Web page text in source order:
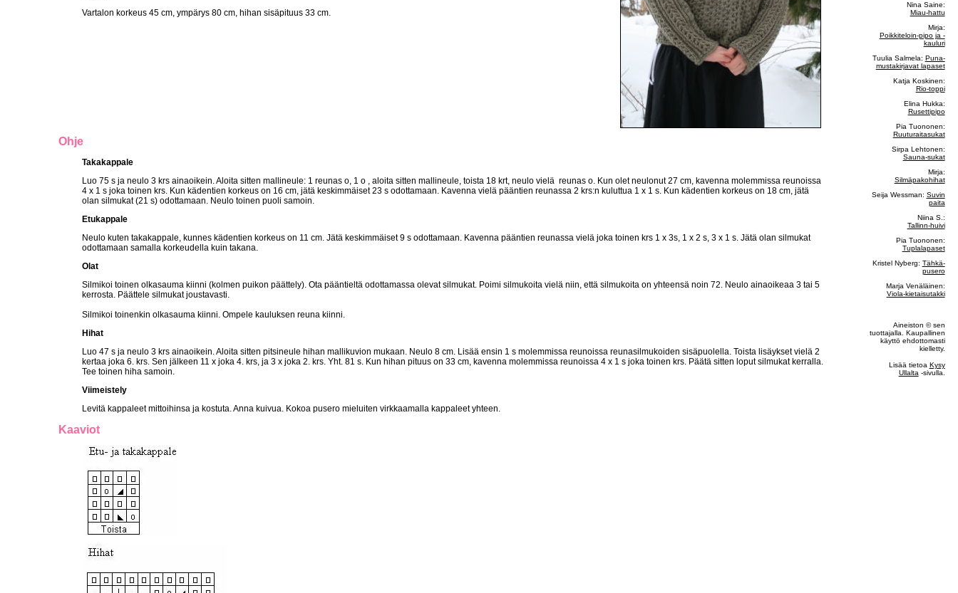
Vartalon korkeus 45 cm, ympärys 80 cm, hihan sisäpituus 33 cm.
Ohje
Takakappale
Luo 75 s ja neulo 3 krs ainaoikein. Aloita sitten mallineule: 1 reunas o, 1 o , aloita sitten mallineule, toista 18 krt, neulo vielä reunas o. Kun olet neulonut 27 cm, kavenna molemmissa reunoissa
4 x 1 s joka toinen krs. Kun kädentien korkeus on 16 cm, jätä keskimmäiset 23 s odottamaan. Kavenna vielä pääntien reunassa 2 krs:n kuluttua 1 x 1 s. Kun kädentien korkeus on 18 cm, jätä
olan silmukat (21 s) odottamaan. Neulo toinen puoli samoin.
Etukappale
Neulo kuten takakappale, kunnes kädentien korkeus on 11 cm. Jätä keskimmäiset 9 s odottamaan. Kavenna pääntien reunassa vielä joka toinen krs 1 x 3s, 1 x 2 s, 3 x 1 s. Jätä olan silmukat
odottamaan samalla korkeudella kuin takana.
Olat
Silmikoi toinen olkasauma kiinni (kolmen puikon päättely). Ota pääntieltä odottamassa olevat silmukat. Poimi silmukoita vielä niin, että silmukoita on yhteensä noin 72. Neulo ainaoikeaa 3 tai 5
kerrosta. Päättele silmukat joustavasti.
Silmikoi toinenkin olkasauma kiinni. Ompele kauluksen reuna kiinni.
Hihat
Luo 47 s ja neulo 3 krs ainaoikein. Aloita sitten pitsineule hihan mallikuvion mukaan. Neulo 8 cm. Lisää ensin 1 s molemmissa reunoissa reunasilmukoiden sisäpuolella. Toista lisäykset vielä 2
kertaa joka 6. krs. Sen jälkeen 11 x joka 4. krs, ja 3 x joka 2. krs. Yht. 81 s. Kun hihan pituus on 33 cm, kavenna molemmissa reunoissa 4 x 1 s joka toinen krs. Päätä sitten loput silmukat kerralla.
Tee toinen hiha samoin.
Viimeistely
Levitä kappaleet mittoihinsa ja kostuta. Anna kuivua. Kokoa pusero mieluiten virkkaamalla kappaleet yhteen.
Kaaviot
Nina Saine:
Miau-hattu
Mirja:
Poikkiteloin-pipo ja -
kauluri
Tuulia Salmela: Puna-
mustakirjavat lapaset
Katja Koskinen:
Rio-toppi
Elina Hukka:
Rusettipipo
Pia Tuononen:
Ruuturaitasukat
Sirpa Lehtonen:
Sauna-sukat
Mirja:
Silmäpakohihat
Seija Wessman: Suvin
paita
Niina S.:
Tallinn-huivi
Pia Tuononen:
Tuplalapaset
Kristel Nyberg: Tähkä-
pusero
Marja Venäläinen:
Viola-kietaisutakki
Aineiston © sen
tuottajalla. Kaupallinen
käyttö ehdottomasti
kielletty.
Lisää tietoa Kysy
Ullalta -sivulla.